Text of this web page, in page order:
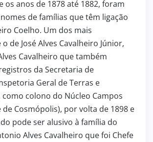
os anos de 1878 até 1882, foram
de famílias que têm ligação
Coelho. Um dos mais
de José Alves Cavalheiro Júnior,
Cavalheiro que também
da Secretaria de
Geral de Terras e
como colono do Núcleo Campos
de Cosmópolis), por volta de 1898 e
pode ser alusivo à família do
Alves Cavalheiro que foi Chefe